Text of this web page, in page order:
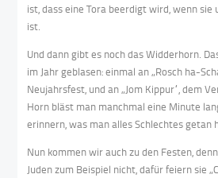
ist, dass eine Tora beerdigt wird, wenn
ist.
Und dann gibt es noch das Widderhorn.
im Jahr geblasen: einmal an „Rosch ha-
Neujahrsfest, und an „Jom Kippur“, dem
Horn bläst man manchmal eine Minute
erinnern, was man alles Schlechtes getan
Nun kommen wir auch zu den Festen,
Juden zum Beispiel nicht, dafür feiern sie